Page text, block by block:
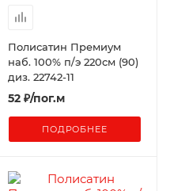
Полисатин Премиум
наб. 100% п/э 220см (90)
диз. 22742-11
52₽/пог.м
ПОДРОБНЕЕ